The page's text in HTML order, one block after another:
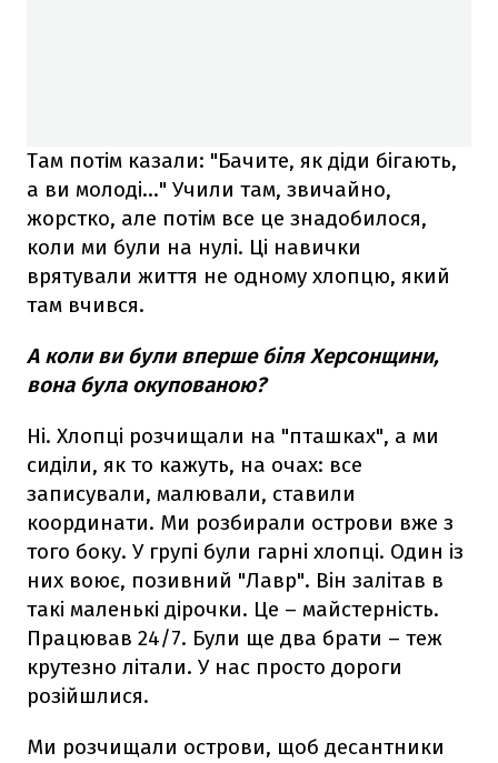
Там потім казали: "Бачите, як діди бігають,
а ви молоді…" Учили там, звичайно,
жорстко, але потім все це знадобилося,
коли ми були на нулі. Ці навички
врятували життя не одному хлопцю, який
там вчився.
А коли ви були вперше біля Херсонщини,
вона була окупованою?
Ні. Хлопці розчищали на "пташках", а ми
сиділи, як то кажуть, на очах: все
записували, малювали, ставили
координати. Ми розбирали острови вже з
того боку. У групі були гарні хлопці. Один із
них воює, позивний "Лавр". Він залітав в
такі маленькі дірочки. Це – майстерність.
Працював 24/7. Були ще два брати – теж
крутезно літали. У нас просто дороги
розійшлися.
Ми розчищали острови, щоб десантники